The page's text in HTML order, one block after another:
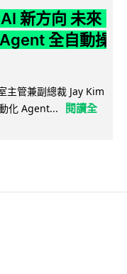
新方向 未來
全自動操
主管兼副總裁 Jay Kim
化 Agent...
閱讀全